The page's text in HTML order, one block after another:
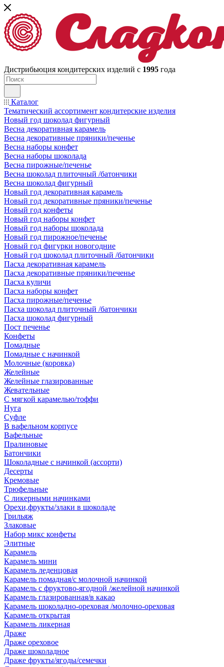
Дистрибьюция кондитерских изделий с 1995 года
Каталог
Тематический ассортимент кондитерские изделия
Новый год шоколад фигурный
Весна декоративная карамель
Весна декоративные пряники/печенье
Весна наборы конфет
Весна наборы шоколада
Весна пирожные/печенье
Весна шоколад плиточный /батончики
Весна шоколад фигурный
Новый год декоративная карамель
Новый год декоративные пряники/печенье
Новый год конфеты
Новый год наборы конфет
Новый год наборы шоколада
Новый год пирожное/печенье
Новый год фигурки новогодние
Новый год шоколад плиточный /батончики
Пасха декоративная карамель
Пасха декоративные пряники/печенье
Пасха куличи
Пасха наборы конфет
Пасха пирожные/печенье
Пасха шоколад плиточный /батончики
Пасха шоколад фигурный
Пост печенье
Конфеты
Помадные
Помадные с начинкой
Молочные (коровка)
Желейные
Желейные глазированные
Жевательные
С мягкой карамелью/тоффи
Нуга
Суфле
В вафельном корпусе
Вафельные
Пралиновые
Батончики
Шоколадные с начинкой (ассорти)
Десерты
Кремовые
Трюфельные
С ликерными начинками
Орехи,фрукты/злаки в шоколаде
Грильяж
Злаковые
Набор микс конфеты
Элитные
Карамель
Карамель мини
Карамель леденцовая
Карамель помадная/с молочной начинкой
Карамель с фруктово-ягодной /желейной начинкой
Карамель глазированная/в какао
Карамель шоколадно-ореховая /молочно-ореховая
Карамель открытая
Карамель ликерная
Драже
Драже ореховое
Драже шоколадное
Драже фрукты/ягоды/семечки